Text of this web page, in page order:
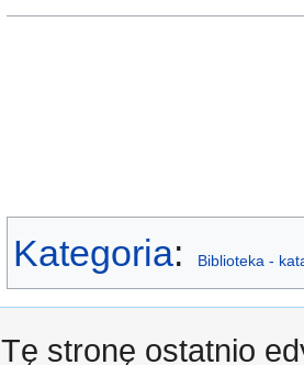
Kategoria: Biblioteka -
Tę stronę ostatnio